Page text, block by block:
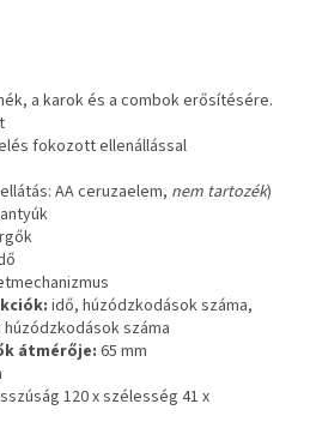
a karok és a combok erősítésére.
fokozott ellenállással
AA ceruzaelem, nem tartozék)
idő, húzódzkodások száma,
száma
átmérője: 65 mm
120 x szélesség 41 x